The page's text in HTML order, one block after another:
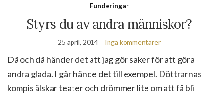
Funderingar
Styrs du av andra människor?
25 april, 2014 Inga kommentarer
Då och då händer det att jag gör saker för att göra
andra glada. I går hände det till exempel. Döttrarnas
kompis älskar teater och drömmer lite om att få bli